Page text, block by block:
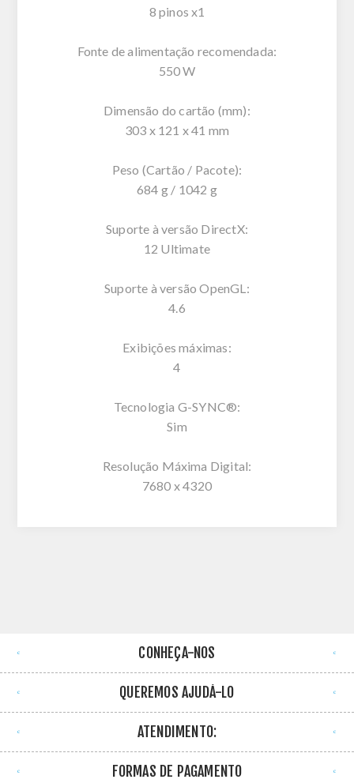
8 pinos x1
Fonte de alimentação recomendada:
550 W
Dimensão do cartão (mm):
303 x 121 x 41 mm
Peso (Cartão / Pacote):
684 g / 1042 g
Suporte à versão DirectX:
12 Ultimate
Suporte à versão OpenGL:
4.6
Exibições máximas:
4
Tecnologia G-SYNC®:
Sim
Resolução Máxima Digital:
7680 x 4320
CONHEÇA-NOS
QUEREMOS AJUDÁ-LO
ATENDIMENTO:
FORMAS DE PAGAMENTO